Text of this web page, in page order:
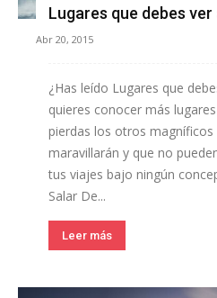
Lugares que debes
Abr 20, 2015
¿Has leído Lugares que
quieres conocer más
pierdas los otros magníficos
maravillarán y que no
tus viajes bajo ningún
Salar De...
Leer más